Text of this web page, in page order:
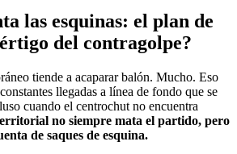
las esquinas: el plan de
del contragolpe?
tiende a acaparar balón. Mucho. Eso
llegadas a línea de fondo que se
cuando el centrochut no encuentra
no siempre mata el partido, pero
de saques de esquina.